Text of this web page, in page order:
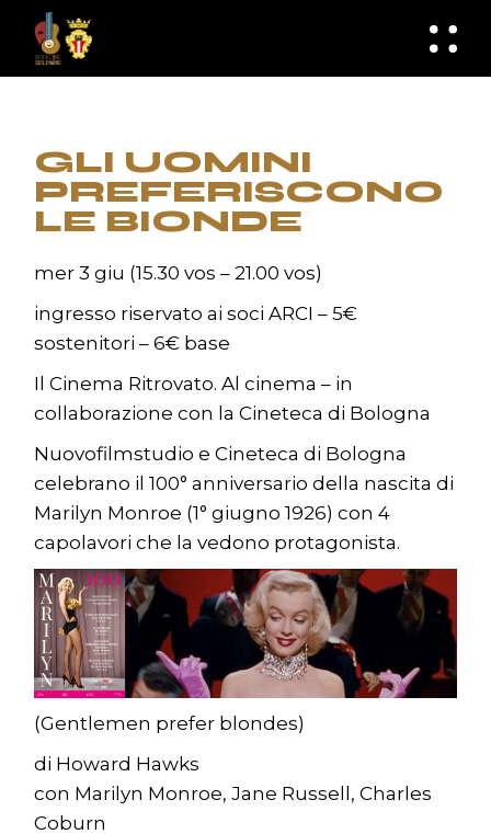
content
GLI UOMINI
PREFERISCONO
LE BIONDE
mer 3 giu (15.30 vos – 21.00 vos)
ingresso riservato ai soci ARCI – 5€
sostenitori – 6€ base
Il Cinema Ritrovato. Al cinema – in
collaborazione con la Cineteca di Bologna
Nuovofilmstudio e Cineteca di Bologna
celebrano il 100° anniversario della nascita di
Marilyn Monroe (1° giugno 1926) con 4
capolavori che la vedono protagonista.
(Gentlemen prefer blondes)
di Howard Hawks
con Marilyn Monroe, Jane Russell, Charles
Coburn